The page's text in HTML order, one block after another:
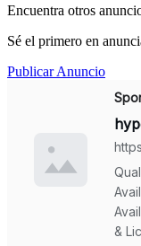
Encuentra otros
Sé el primero en
Publicar Anuncio